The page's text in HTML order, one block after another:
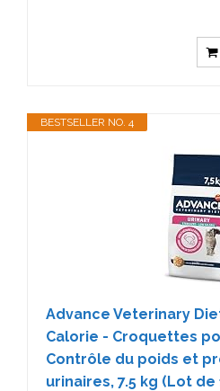
BESTSELLER NO. 4
Advance Veterinary
Calorie - Croquettes
Contrôle du poids et
urinaires, 7.5 kg (Lot de